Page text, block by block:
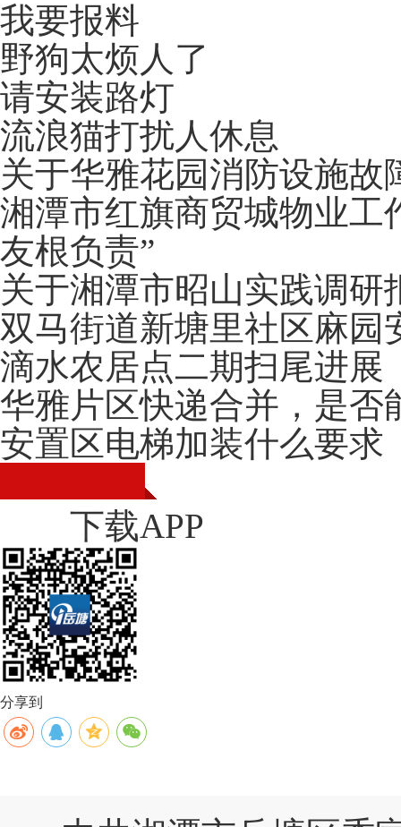
我要报料
野狗太烦人了
请安装路灯
流浪猫打扰人休息
关于华雅花园消防设施故
湘潭市红旗商贸城物业工
友根负责”
关于湘潭市昭山实践调研
双马街道新塘里社区麻园
滴水农居点二期扫尾进展
华雅片区快递合并，是否
安置区电梯加装什么要求
下载APP
分享到